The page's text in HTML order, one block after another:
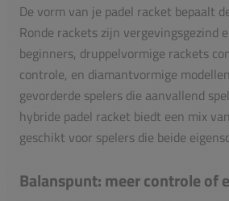
De vorm van je padel racket bepaalt
Ronde rackets zijn vergevingsgezind
beginners, druppelvormige rackets
controle, en diamantvormige
gevorderde spelers die aanvallend
hybride padel racket biedt een mix
geschikt voor spelers die beide
Balanspunt: meer controle of